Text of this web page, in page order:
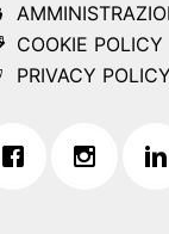
COOKIE POLICY
PRIVACY POLICY